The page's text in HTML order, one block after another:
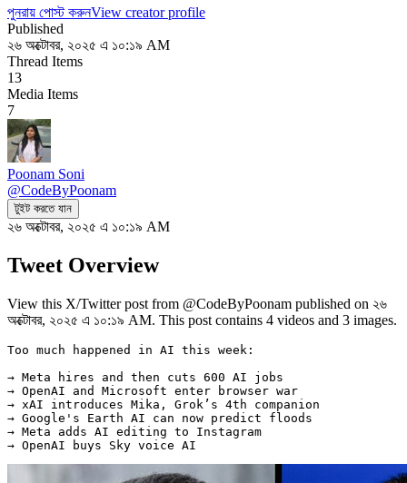
পুনরায় পোস্ট করুনView creator profile
Published
২৬ অক্টোবর, ২০২৫ এ ১০:১৯ AM
Thread Items
13
Media Items
7
Poonam Soni
@CodeByPoonam
টুইট করতে যান
২৬ অক্টোবর, ২০২৫ এ ১০:১৯ AM
Tweet Overview
View this X/Twitter post from @CodeByPoonam published on ২৬
অক্টোবর, ২০২৫ এ ১০:১৯ AM. This post contains 4 videos and 3 images.
Too much happened in AI this week:
→ Meta hires and then cuts 600 AI jobs
→ OpenAI and Microsoft enter browser war
→ xAI introduces Mika, Grok’s 4th companion
→ Google's Earth AI can now predict floods
→ Meta adds AI editing to Instagram
→ OpenAI buys Sky voice AI